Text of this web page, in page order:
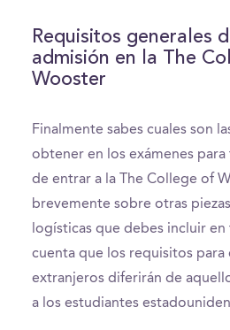
Requisitos generales
admisión en la The
Wooster
Finalmente sabes cuales son
obtener en los exámenes
de entrar a la The College of
brevemente sobre otras
logísticas que debes incluir
cuenta que los requisitos para
extranjeros diferirán de
a los estudiantes